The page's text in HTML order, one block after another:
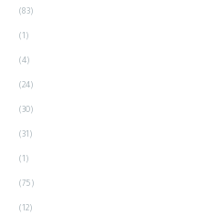
(83)
(1)
(4)
(24)
(30)
(31)
(1)
(75)
(12)